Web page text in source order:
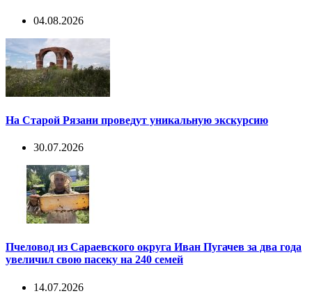
04.08.2026
На Старой Рязани проведут уникальную экскурсию
30.07.2026
Пчеловод из Сараевского округа Иван Пугачев за два года
увеличил свою пасеку на 240 семей
14.07.2026